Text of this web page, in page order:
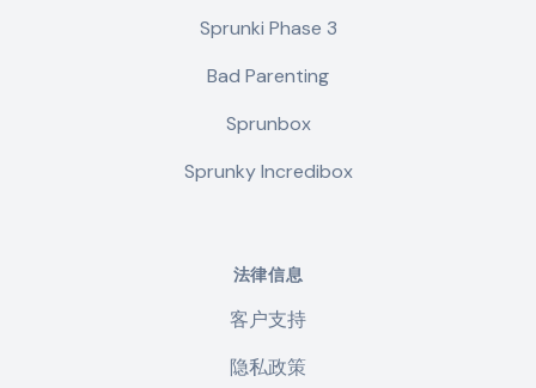
Sprunki Phase 3
Bad Parenting
Sprunbox
Sprunky Incredibox
法律信息
客户支持
隐私政策